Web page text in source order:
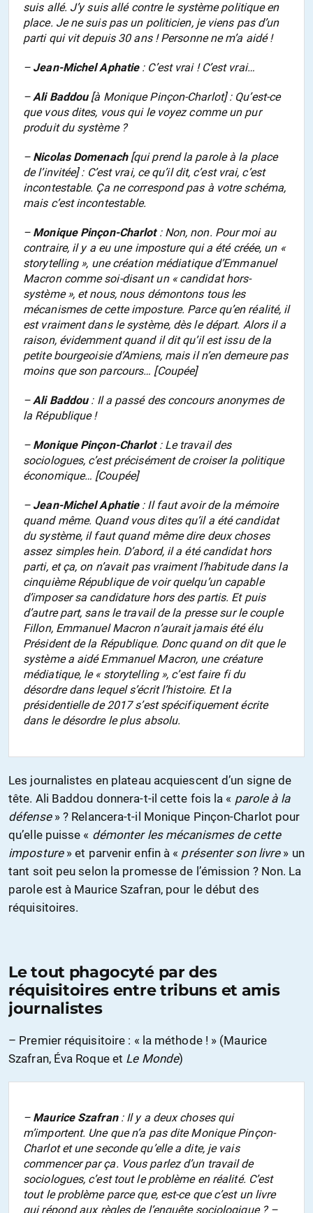
suis allé. J’y suis allé contre le système politique en
place. Je ne suis pas un politicien, je viens pas d’un
parti qui vit depuis 30 ans ! Personne ne m’a aidé !
– Jean-Michel Aphatie: C’est vrai ! C’est vrai…
–Ali Baddou[à Monique Pinçon-Charlot] : Qu’est-ce
que vous dites, vous qui le voyez comme un pur
produit du système ?
– Nicolas Domenach[qui prend la parole à la place
de l’invitée] : C’est vrai, ce qu’il dit, c’est vrai, c’est
incontestable. Ça ne correspond pas à votre schéma,
mais c’est incontestable.
– Monique Pinçon-Charlot: Non, non. Pour moi au
contraire, il y a eu une imposture qui a été créée, un «
storytelling », une création médiatique d’Emmanuel
Macron comme soi-disant un « candidat hors-
système », et nous, nous démontons tous les
mécanismes de cette imposture. Parce qu’en réalité, il
est vraiment dans le système, dès le départ. Alors il a
raison, évidemment quand il dit qu’il est issu de la
petite bourgeoisie d’Amiens, mais il n’en demeure pas
moins que son parcours… [Coupée]
–Ali Baddou: Il a passé des concours anonymes de
la République !
– Monique Pinçon-Charlot: Le travail des
sociologues, c’est précisément de croiser la politique
économique… [Coupée]
– Jean-Michel Aphatie: Il faut avoir de la mémoire
quand même. Quand vous dites qu’il a été candidat
du système, il faut quand même dire deux choses
assez simples hein. D’abord, il a été candidat hors
parti, et ça, on n’avait pas vraiment l’habitude dans la
cinquième République de voir quelqu’un capable
d’imposer sa candidature hors des partis. Et puis
d’autre part, sans le travail de la presse sur le couple
Fillon, Emmanuel Macron n’aurait jamais été élu
Président de la République. Donc quand on dit que le
système a aidé Emmanuel Macron, une créature
médiatique, le « storytelling », c’est faire fi du
désordre dans lequel s’écrit l’histoire. Et la
présidentielle de 2017 s’est spécifiquement écrite
dans le désordre le plus absolu.
Les journalistes en plateau acquiescent d’un signe de
tête. Ali Baddou donnera-t-il cette fois la « parole à la
défense» ? Relancera-t-il Monique Pinçon-Charlot pour
qu’elle puisse « démonter les mécanismes de cette
imposture» et parvenir enfin à « présenter son livre» un
tant soit peu selon la promesse de l’émission ? Non. La
parole est à Maurice Szafran, pour le début des
réquisitoires.
Le tout phagocyté par des
réquisitoires entre tribuns et amis
journalistes
– Premier réquisitoire : « la méthode ! » (Maurice
Szafran, Éva Roque et Le Monde)
– Maurice Szafran: Il y a deux choses qui
m’importent. Une que n’a pas dite Monique Pinçon-
Charlot et une seconde qu’elle a dite, je vais
commencer par ça. Vous parlez d’un travail de
sociologues, c’est tout le problème en réalité. C’est
tout le problème parce que, est-ce que c’est un livre
qui répond aux règles de l’enquête sociologique ? –